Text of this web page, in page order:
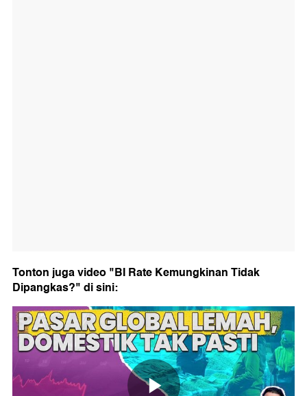
Tonton juga video "BI Rate Kemungkinan Tidak
Dipangkas?" di sini: